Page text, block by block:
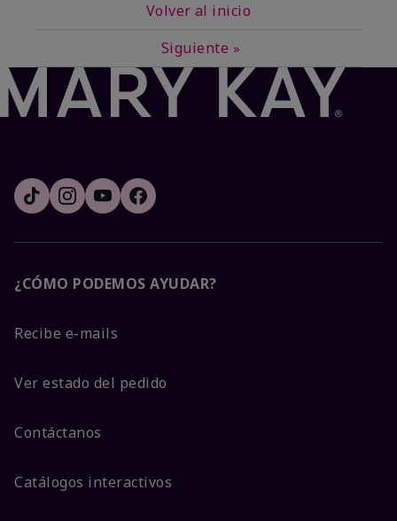
Volver al inicio
Siguiente »
¿CÓMO PODEMOS AYUDAR?
Recibe e-mails
Ver estado del pedido
Contáctanos
Catálogos interactivos